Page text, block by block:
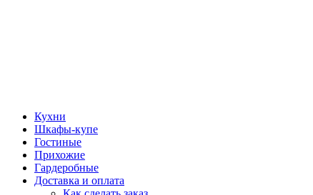
Кухни
Шкафы-купе
Гостиные
Прихожие
Гардеробные
Доставка и оплата